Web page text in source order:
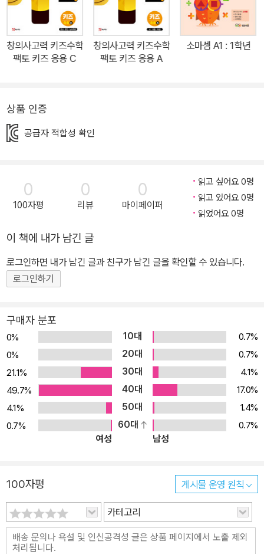
정리하고, 확인학습을 통해 유형을 익힐 수 있게 하였습니다. 통합형
문제를 통해 통합적 사고를 깊이 있게 다지도록 하였습니다. 3) 빠른
채점과 친절하고 알찬 풀이 바른 답, 바른 풀이를 통해 빠르게 채점이
가능하며 친절하고 자세한 풀이를 제공하여 아이들 스스로 틀린 문제
제공 매스티안 홈페이지(http://www.mathtian.com)를 통해 제공
이 끝난 후에는 영역별 형성평가로, 교재의 학습이 끝난 후에는 총괄
수학 학습 방법, 초등 수학 학습 방법, 영재교육원 기출문제, 예상문
제, 동영상강의, Q&A 등을 통하여 다양한 창의사고력 자료와 학습정
창의사고력 키즈수학
팩토 키즈 응용 C
창의사고력 키즈수학
팩토 키즈 응용 A
소마셈 A1 : 1학년
상품 인증
공급자 적합성 확인
0
100자평
0
리뷰
0
마이페이퍼
읽고 싶어요 0명
읽고 있어요 0명
읽었어요 0명
이 책에 내가 남긴 글
로그인하면 내가 남긴 글과 친구가 남긴 글을 확인할 수 있습니다.
로그인하기
구매자 분포
0% 10대
0.7%
0%
20대
0.7%
21.1%
30대
4.1%
49.7%
40대
17.0%
4.1%
50대
1.4%
0.7%
60대
0.7%
여성
남성
100자평 게시물 운영 원칙
카테고리